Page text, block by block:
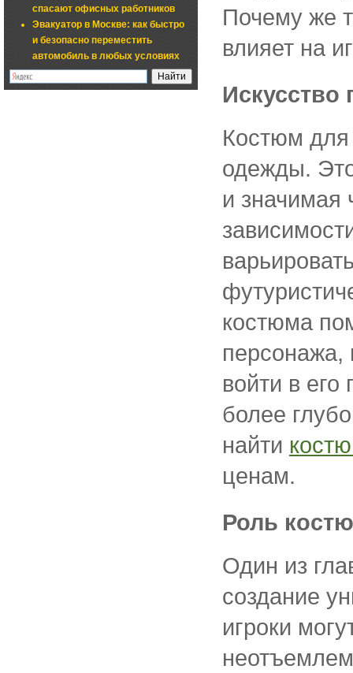
спасают офисных работников
Эвакуатор в Москве: как быстро
и безопасно переместить
автомобиль в любых условиях
Почему же
влияет на
Костюм
одежды.
и значимая
костюма
персонажа,
войти в
более
найти
ценам.
Роль
Один из
создание
игроки